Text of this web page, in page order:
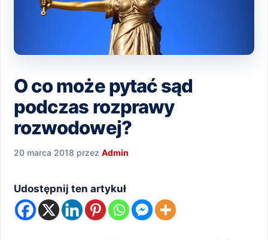
O co może pytać sąd
podczas rozprawy
rozwodowej?
20 marca 2018 przez Admin
Udostępnij ten artykuł